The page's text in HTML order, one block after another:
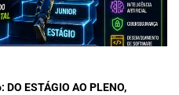
ESTÁGIO AO PLENO,